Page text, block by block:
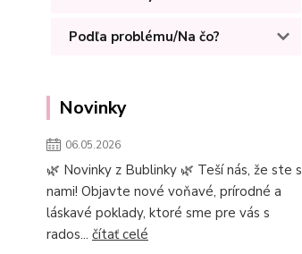
Podľa problému/Na čo?
Novinky
06.05.2026
🌿 Novinky z Bublinky 🌿 Teší nás, že ste s
nami! Objavte nové voňavé, prírodné a
láskavé poklady, ktoré sme pre vás s
rados... čítať celé